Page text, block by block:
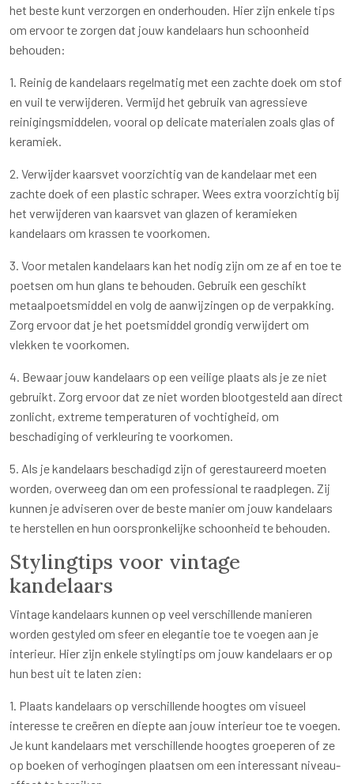
het beste kunt verzorgen en onderhouden. Hier zijn enkele tips
om ervoor te zorgen dat jouw kandelaars hun schoonheid
behouden:
1. Reinig de kandelaars regelmatig met een zachte doek om stof
en vuil te verwijderen. Vermijd het gebruik van agressieve
reinigingsmiddelen, vooral op delicate materialen zoals glas of
keramiek.
2. Verwijder kaarsvet voorzichtig van de kandelaar met een
zachte doek of een plastic schraper. Wees extra voorzichtig bij
het verwijderen van kaarsvet van glazen of keramieken
kandelaars om krassen te voorkomen.
3. Voor metalen kandelaars kan het nodig zijn om ze af en toe te
poetsen om hun glans te behouden. Gebruik een geschikt
metaalpoetsmiddel en volg de aanwijzingen op de verpakking.
Zorg ervoor dat je het poetsmiddel grondig verwijdert om
vlekken te voorkomen.
4. Bewaar jouw kandelaars op een veilige plaats als je ze niet
gebruikt. Zorg ervoor dat ze niet worden blootgesteld aan direct
zonlicht, extreme temperaturen of vochtigheid, om
beschadiging of verkleuring te voorkomen.
5. Als je kandelaars beschadigd zijn of gerestaureerd moeten
worden, overweeg dan om een professional te raadplegen. Zij
kunnen je adviseren over de beste manier om jouw kandelaars
te herstellen en hun oorspronkelijke schoonheid te behouden.
Stylingtips voor vintage
kandelaars
Vintage kandelaars kunnen op veel verschillende manieren
worden gestyled om sfeer en elegantie toe te voegen aan je
interieur. Hier zijn enkele stylingtips om jouw kandelaars er op
hun best uit te laten zien:
1. Plaats kandelaars op verschillende hoogtes om visueel
interesse te creëren en diepte aan jouw interieur toe te voegen.
Je kunt kandelaars met verschillende hoogtes groeperen of ze
op boeken of verhogingen plaatsen om een interessant niveau-